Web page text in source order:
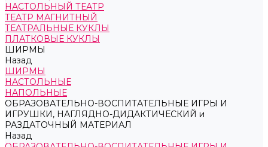
НАСТОЛЬНЫЙ ТЕАТР
ТЕАТР МАГНИТНЫЙ
ТЕАТРАЛЬНЫЕ КУКЛЫ
ПЛАТКОВЫЕ КУКЛЫ
ШИРМЫ
Назад
ШИРМЫ
НАСТОЛЬНЫЕ
НАПОЛЬНЫЕ
ОБРАЗОВАТЕЛЬНО-ВОСПИТАТЕЛЬНЫЕ ИГРЫ И
ИГРУШКИ, НАГЛЯДНО-ДИДАКТИЧЕСКИЙ и
РАЗДАТОЧНЫЙ МАТЕРИАЛ
Назад